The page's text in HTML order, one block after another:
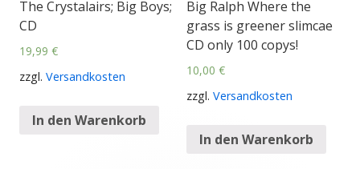
The Crystalairs; Big Boys;
CD
19,99 €
zzgl. Versandkosten
In den Warenkorb
Big Ralph Where the
grass is greener slimcae
CD only 100 copys!
10,00 €
zzgl. Versandkosten
In den Warenkorb